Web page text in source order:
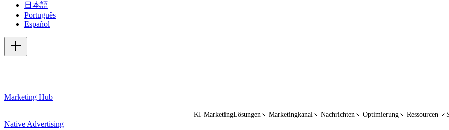
日本語
Português
Español
Marketing Hub
KI-MarketingLösungen Marketingkanal Nachrichten Optimierung Ressourcen
Native Advertising